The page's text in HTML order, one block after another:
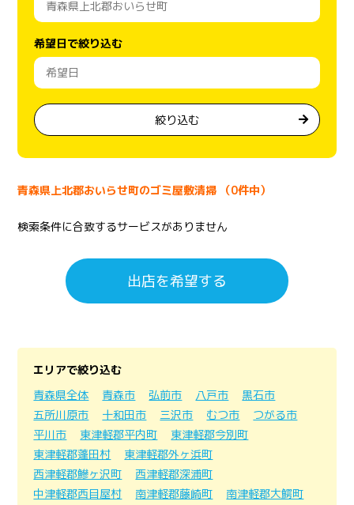
希望日で絞り込む
絞り込む
青森県上北郡おいらせ町のゴミ屋敷清掃 （0件中）
検索条件に合致するサービスがありません
出店を希望する
エリアで絞り込む
青森県全体
青森市 弘前市 八戸市
黒石市
五所川原市
十和田市 三沢市 むつ市
つがる市
平川市
東津軽郡平内町
東津軽郡今別町
東津軽郡蓬田村
東津軽郡外ヶ浜町
西津軽郡鰺ヶ沢町
西津軽郡深浦町
中津軽郡西目屋村
南津軽郡藤崎町
南津軽郡大鰐町